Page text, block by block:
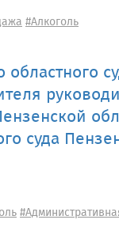
#Алкоголь
суда